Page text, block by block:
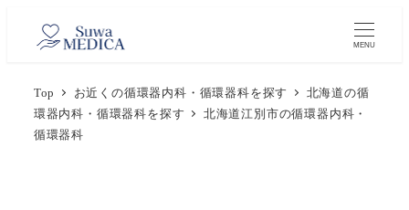
MENU
Top お近くの循環器内科・循環器科を探す
北海道の循
環器内科・循環器科を探す
北海道江別市の循環器内科・
循環器科